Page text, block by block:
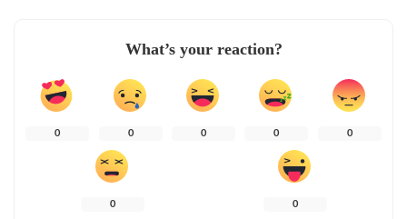
What’s your reaction?
0 0 0 0 0
0 0